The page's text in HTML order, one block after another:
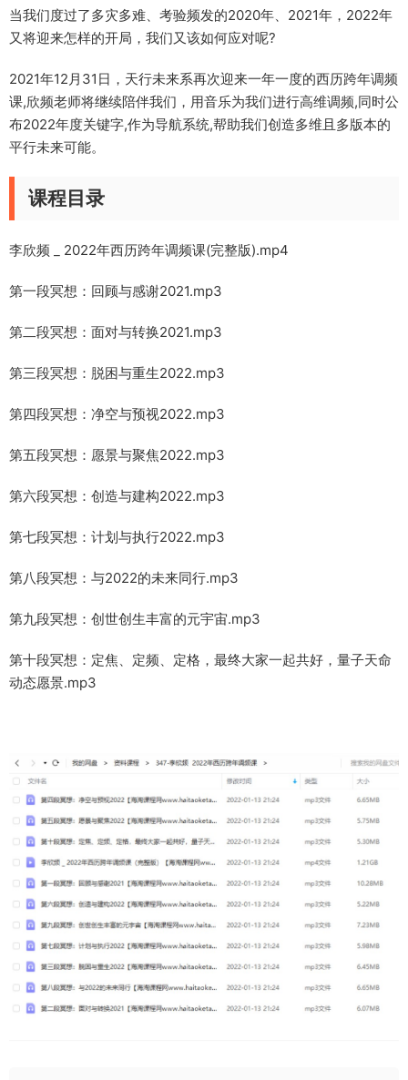
当我们度过了多灾多难、考验频发的2020年、2021年，2022年
又将迎来怎样的开局，我们又该如何应对呢?
2021年12月31日，天行未来系再次迎来一年一度的西历跨年调频
课,欣频老师将继续陪伴我们，用音乐为我们进行高维调频,同时公
布2022年度关键字,作为导航系统,帮助我们创造多维且多版本的
平行未来可能。
课程目录
李欣频 _ 2022年西历跨年调频课(完整版).mp4
第一段冥想：回顾与感谢2021.mp3
第二段冥想：面对与转换2021.mp3
第三段冥想：脱困与重生2022.mp3
第四段冥想：净空与预视2022.mp3
第五段冥想：愿景与聚焦2022.mp3
第六段冥想：创造与建构2022.mp3
第七段冥想：计划与执行2022.mp3
第八段冥想：与2022的未来同行.mp3
第九段冥想：创世创生丰富的元宇宙.mp3
第十段冥想：定焦、定频、定格，最终大家一起共好，量子天命
动态愿景.mp3